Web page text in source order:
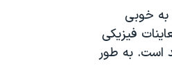
خوبی
فیزیکی
گردشی اکسیژن خون او در سطح ۹۵ تا ۹۷ درصد است. به طور